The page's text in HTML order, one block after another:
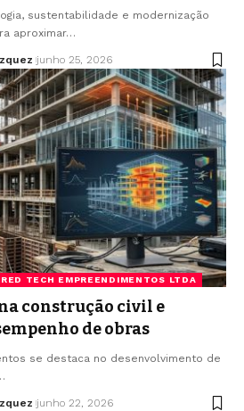
sustentabilidade e modernização
aproximar…
junho 25, 2026
TECH EMPREENDIMENTOS LTDA
construção civil e
de obras
se destaca no desenvolvimento de
junho 22, 2026